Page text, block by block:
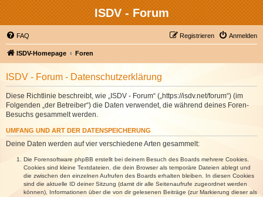
ISDV - Forum
FAQ Anmelden
Registrieren
ISDV-Homepage Foren
ISDV - Forum - Datenschutzerklärung
Diese Richtlinie beschreibt, wie „ISDV - Forum“ („https://isdv.net/forum“) (im
Folgenden „der Betreiber“) die Daten verwendet, die während deines Foren-
Besuchs gesammelt werden.
UMFANG UND ART DER DATENSPEICHERUNG
Deine Daten werden auf vier verschiedene Arten gesammelt:
Die Forensoftware phpBB erstellt bei deinem Besuch des Boards mehrere Cookies.
Cookies sind kleine Textdateien, die dein Browser als temporäre Dateien ablegt und
die zwischen den einzelnen Aufrufen des Boards erhalten bleiben. In diesen Cookies
sind die aktuelle ID deiner Sitzung (damit dir alle Seitenaufrufe zugeordnet werden
können), Informationen über die von dir gelesenen Beiträge (zur Markierung dieser als